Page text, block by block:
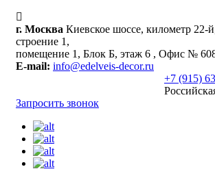
г. Москва Киевское шоссе, километр 22-
строение 1,
помещение 1, Блок Б, этаж 6 , Офис №
E-mail: info@edelveis-decor.ru
+7 (915)
Запросить звонок